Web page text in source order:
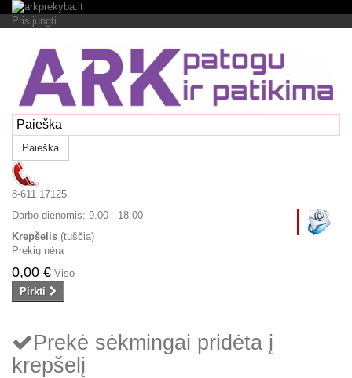
Prisijungti
Paieška
8-611 17125
Darbo dienomis: 9.00 - 18.00
Krepšelis (tuščia)
Prekių nėra
0,00 € Viso
Pirkti
Prekė sėkmingai pridėta į
krepšelį